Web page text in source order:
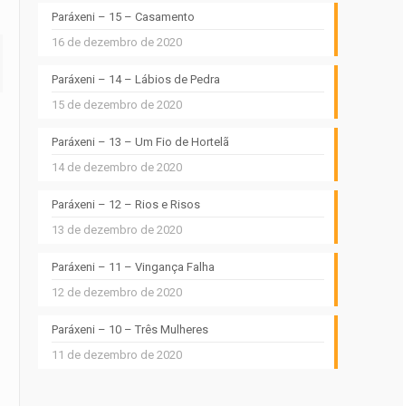
Paráxeni – 15 – Casamento
16 de dezembro de 2020
Paráxeni – 14 – Lábios de Pedra
15 de dezembro de 2020
Paráxeni – 13 – Um Fio de Hortelã
14 de dezembro de 2020
Paráxeni – 12 – Rios e Risos
13 de dezembro de 2020
Paráxeni – 11 – Vingança Falha
12 de dezembro de 2020
Paráxeni – 10 – Três Mulheres
11 de dezembro de 2020